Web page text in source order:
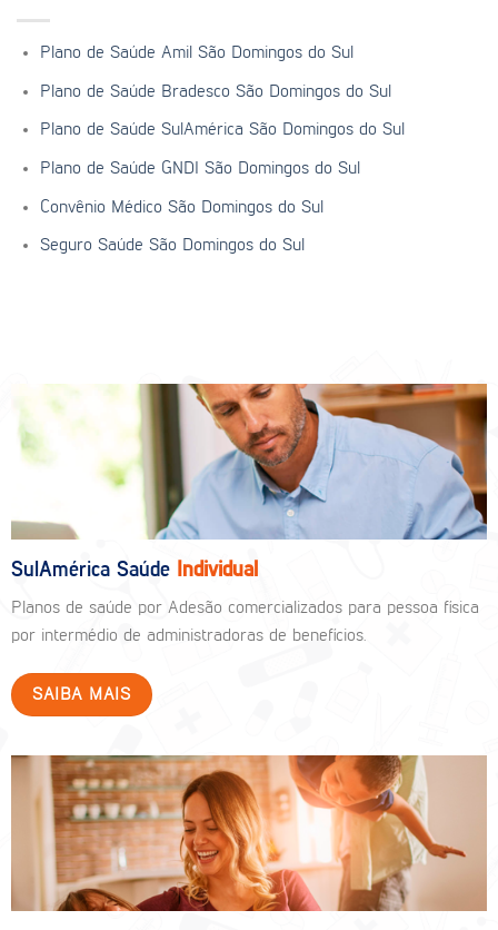
Plano de Saúde Amil São Domingos do Sul
Plano de Saúde Bradesco São Domingos do Sul
Plano de Saúde SulAmérica São Domingos do Sul
Plano de Saúde GNDI São Domingos do Sul
Convênio Médico São Domingos do Sul
Seguro Saúde São Domingos do Sul
SulAmérica Saúde Individual
Planos de saúde por Adesão comercializados para pessoa física
por intermédio de administradoras de benefícios.
SAIBA MAIS